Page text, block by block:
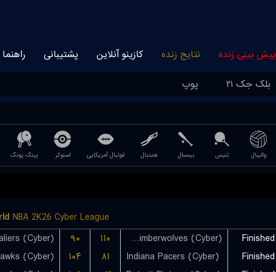
پیش بینی زنده نتایج زنده کازینو آنلاین پشتیبانی راهنما
بلک جک ۲۱ پوپ
والیبال تنیس بیسبال هندبال فوتبال آمریکایی اسنوکر پینگ پونگ
NBA 2K26 Cyber League
۹۰ ۱۱۰ Minnesota Timberwolves (Cyber) Finished
(Cyber)
۱۰۴ ۸۱ Indiana Pacers (Cyber) Finished